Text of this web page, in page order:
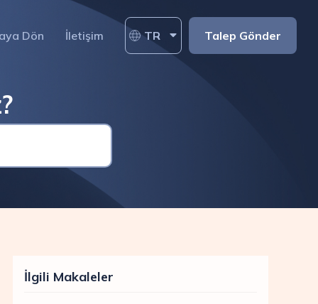
Dön İletişim TR Talep Gönder
İlgili Makaleler